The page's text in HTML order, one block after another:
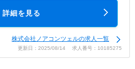
詳細を見る
株式会社ノアコンツェルの求人一覧
更新日：2025/08/14 求人番号：10185275